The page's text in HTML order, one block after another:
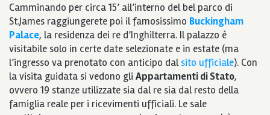
Camminando per circa 15’ all’interno del bel parco di
St.James raggiungerete poi il famosissimo Buckingham
Palace, la residenza dei re d’Inghilterra. Il palazzo è
visitabile solo in certe date selezionate e in estate (ma
l’ingresso va prenotato con anticipo dalsito ufficiale). Con
la visita guidata si vedono gli Appartamenti di Stato,
ovvero 19 stanze utilizzate sia dal re sia dal resto della
famiglia reale per i ricevimenti ufficiali. Le sale